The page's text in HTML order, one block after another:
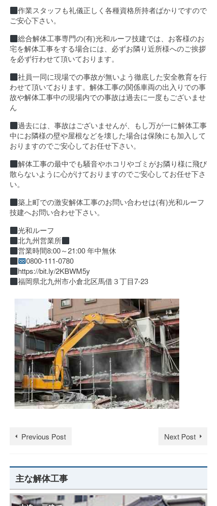
作業スタッフも礼儀正しく各種資格所持者ばかりですので
ご安心下さい。
総合解体工事専門の(有)光和ルーフ技建では、お客様のお
宅を解体工事をする場合には、必ずお隣り近所様へのご挨拶
を必ず行わせて頂いております。
社員一同に現場での事故が無いよう徹底した安全教育を行
わせて頂いております。解体工事の関係車両の出入りでの事
故や解体工事中の現場内での事故は過去に一度もございませ
ん
過去には、事故はございませんが、もし万が一に解体工事
中にお隣様の壁や屋根などを壊した場合は保険にも加入して
おりますのでご安心してお任せ下さい。
解体工事の最中でも騒音やホコリやゴミがお隣り様に飛び
散らないように心がけておりますのでご安心してお任せ下さ
い。
築上町での激安解体工事のお問い合わせは(有)光和ルーフ
技建へお問い合わせ下さい。
光和ルーフ
北九州営業所
営業時間8:00～21:00 年中無休
0800-111-0780
https://bit.ly/2KBWM5y
福岡県北九州市小倉北区馬借３丁目7-23
Previous Post Next Post
主な解体工事